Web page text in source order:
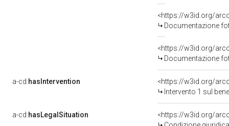
Documentazione
Documentazione
a-cd:hasIntervention
<https://w3id.org/
Intervento 1 sul
a-cd:hasLegalSituation
<https://w3id.org/